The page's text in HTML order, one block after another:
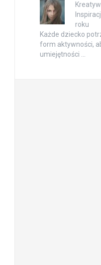
roku
Każde dziecko
form aktywności,
umiejętności …